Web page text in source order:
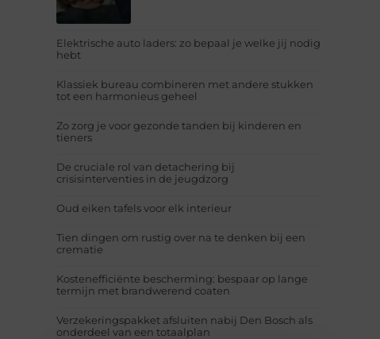
Elektrische auto laders: zo bepaal je welke jij nodig
hebt
Klassiek bureau combineren met andere stukken
tot een harmonieus geheel
Zo zorg je voor gezonde tanden bij kinderen en
tieners
De cruciale rol van detachering bij
crisisinterventies in de jeugdzorg
Oud eiken tafels voor elk interieur
Tien dingen om rustig over na te denken bij een
crematie
Kostenefficiënte bescherming: bespaar op lange
termijn met brandwerend coaten
Verzekeringspakket afsluiten nabij Den Bosch als
onderdeel van een totaalplan